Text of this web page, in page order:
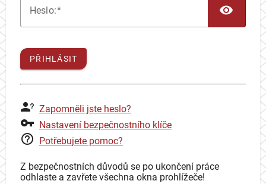
Heslo:
PŘIHLÁSIT
Zapomněli jste heslo?
Nastavení bezpečnostního klíče
Potřebujete pomoc?
Z bezpečnostních důvodů se po ukončení práce
odhlaste a zavřete všechna okna prohlížeče!